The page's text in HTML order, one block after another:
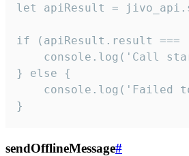
let apiResult =
if (apiResult.result
console.log('Call
} else {
console.log('Failed
}
sendOfflineMessage#